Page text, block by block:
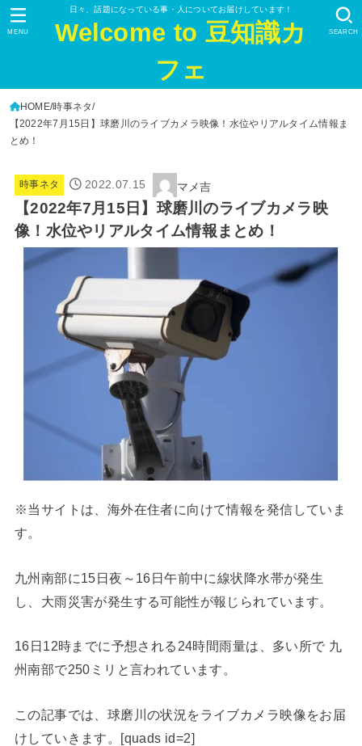
日々、話題になっている事・人についてお届けしています！
Welcome to 豆知識カ
フェ
SEARCH
MENU
HOME 時事ネタ
【2022年7月15日】球磨川のライブカメラ映像！水位やリアルタイム情報ま
とめ！
時事ネタ 2022.07.15 マメ吉
【2022年7月15日】球磨川のライブカメラ映
像！水位やリアルタイム情報まとめ！
※当サイトは、海外在住者に向けて情報を発信していま
す。
九州南部に15日夜～16日午前中に線状降水帯が発生
し、大雨災害が発生する可能性が報じられています。
16日12時までに予想される24時間雨量は、多い所で 九
州南部で250ミリと言われています。
この記事では、球磨川の状況をライブカメラ映像をお届
けしていきます。[quads id=2]